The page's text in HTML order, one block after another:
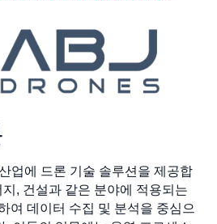
업에 드론 기술 솔루션을 제공합
, 건설과 같은 분야에 적용되는
여 데이터 수집 및 분석을 중심으